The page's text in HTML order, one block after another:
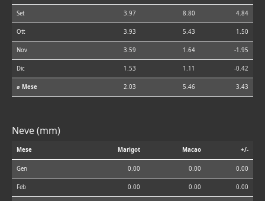
Set 3.97 8.80 4.84
Ott 3.93 5.43 1.50
Nov 3.59 1.64 -1.95
Dic 1.53 1.11 -0.42
⌀ Mese 2.03 5.46 3.43
Neve (mm)
Mese Marigot Macao +/-
Gen 0.00 0.00 0.00
Feb 0.00 0.00 0.00